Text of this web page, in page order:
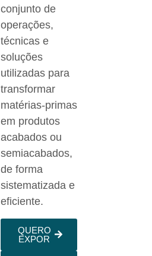
conjunto de
operações,
técnicas e
soluções
utilizadas para
transformar
matérias-primas
em produtos
acabados ou
semiacabados,
de forma
sistematizada e
eficiente.
QUERO
EXPOR